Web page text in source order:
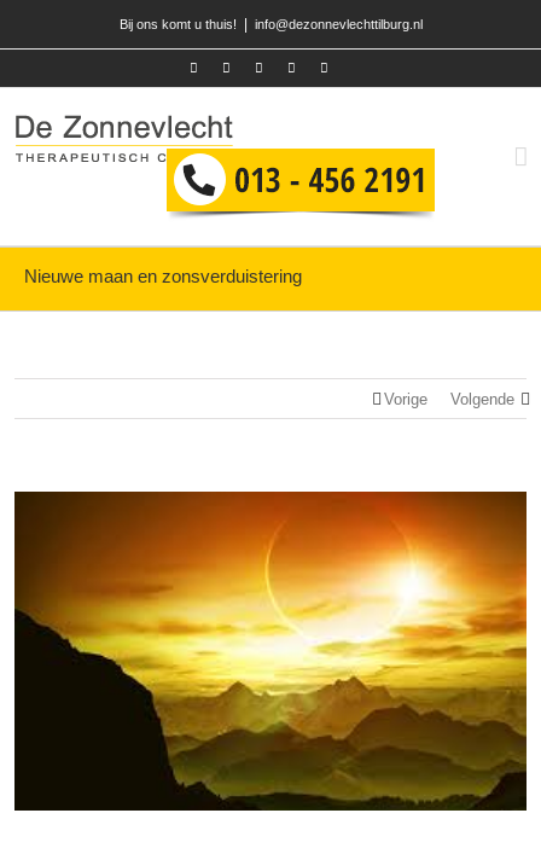
Bij ons komt u thuis! info@dezonnevlechttilburg.nl
Nieuwe maan en zonsverduistering
Vorige Volgende